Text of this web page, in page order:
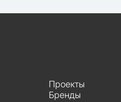
Проекты
Бренды